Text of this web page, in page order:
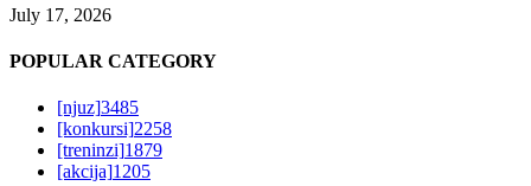
July 17, 2026
POPULAR CATEGORY
[njuz]3485
[konkursi]2258
[treninzi]1879
[akcija]1205